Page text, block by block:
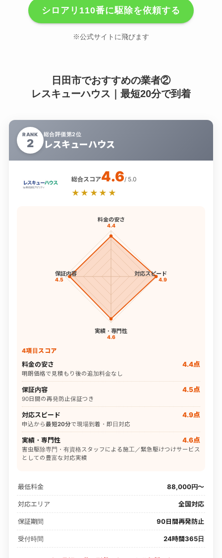
シロアリ110番に駆除を依頼する
※公式サイトに飛びます
日田市でおすすめの業者②
レスキューハウス｜最短20分で到着
RANK
2
総合評価第2位
レスキューハウス
総合スコア4.6/ 5.0
★★★★★
料金の安さ
4.4
対応スピード
4.9
実績・専門性
4.6
保証内容
4.5
4項目スコア
料金の安さ 4.4点
明朗価格で見積もり後の追加料金なし
保証内容 4.5点
90日間の再発防止保証つき
対応スピード 4.9点
申込から最短20分で現場到着・即日対応
実績・専門性 4.6点
害虫駆除専門・有資格スタッフによる施工／緊急駆けつけサービス
としての豊富な対応実績
最低料金 88,000円〜
対応エリア 全国対応
保証期間 90日間再発防止
受付時間 24時間365日